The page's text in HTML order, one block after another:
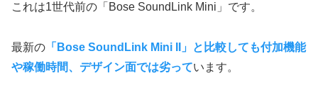
これは1世代前の「Bose SoundLink Mini」です。
最新の 「Bose SoundLink Mini II」と比較しても付加機能
や稼働時間、デザイン面では劣っています。